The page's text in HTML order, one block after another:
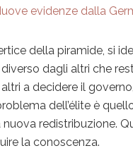
evidenze dalla
della piramide, si
dagli altri che
a decidere il
dell’élite è
redistribuzione.
la conoscenza.